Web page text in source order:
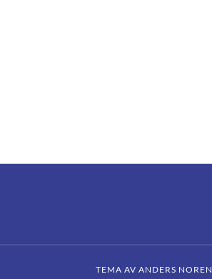
TEMA AV ANDERS NOREN